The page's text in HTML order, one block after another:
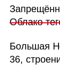
Облако
Большая
36, стр